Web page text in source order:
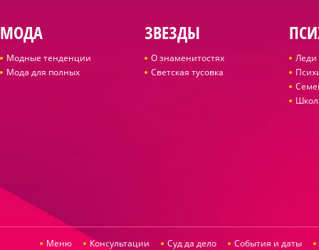
МОДА
Модные тенденции
Мода для полных
ЗВЕЗДЫ
О знаменитостях
Светская тусовка
Леди
Меню Консультации Суд да дело События и даты